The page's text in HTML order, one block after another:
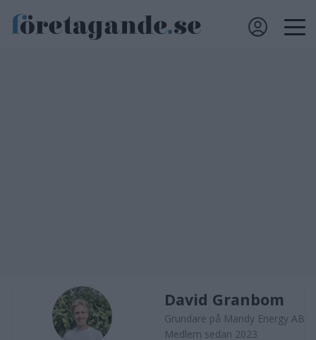
David Granbom
Grundare på Mandy Energy AB
Medlem sedan 2023